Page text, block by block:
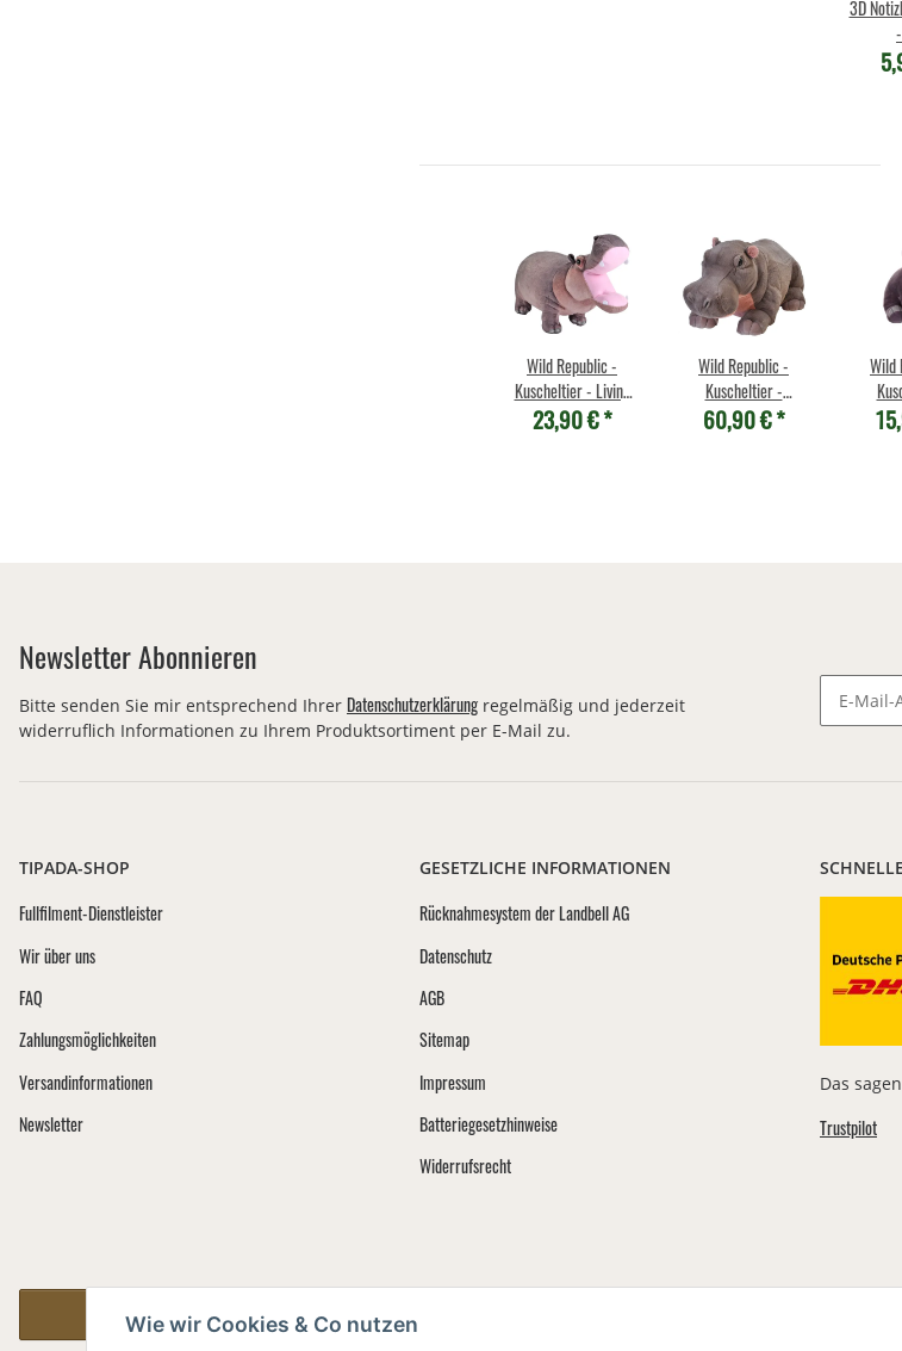
Wie wir Cookies & Co nutzen
3D
Wild Republic -
Kuscheltier - Living
Earth- Nilpferd
23,90 €*
Wild Republic -
Kuscheltier -
Cuddlekins Jumbo -
Nilpferd
60,90 €*
Wild
Newsletter Abonnieren
Bitte senden Sie mir entsprechend Ihrer Datenschutzerklärung regelmäßig und jederzeit
widerruflich Informationen zu Ihrem Produktsortiment per E-Mail zu.
TIPADA-SHOP
Fullfilment-Dienstleister
Wir über uns
FAQ
Zahlungsmöglichkeiten
Versandinformationen
Newsletter
GESETZLICHE INFORMATIONEN
Rücknahmesystem der Landbell AG
Datenschutz
AGB
Sitemap
Impressum
Batteriegesetzhinweise
Widerrufsrecht
Das
Trustpilot
Vertrag widerrufen